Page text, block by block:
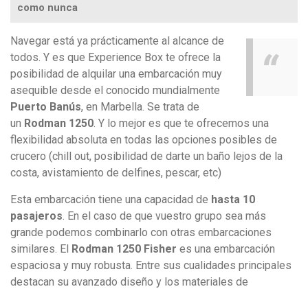
como nunca
Navegar está ya prácticamente al alcance de
todos. Y es que Experience Box te ofrece la
posibilidad de alquilar una embarcación muy
asequible desde el conocido mundialmente
Puerto Banús, en Marbella. Se trata de
un Rodman 1250 . Y lo mejor es que te ofrecemos una
flexibilidad absoluta en todas las opciones posibles de
crucero (chill out, posibilidad de darte un baño lejos de la
costa, avistamiento de delfines, pescar, etc)
Esta embarcación tiene una capacidad de hasta 10
pasajeros . En el caso de que vuestro grupo sea más
grande podemos combinarlo con otras embarcaciones
similares. El Rodman 1250 Fisher es una embarcación
espaciosa y muy robusta. Entre sus cualidades principales
destacan su avanzado diseño y los materiales de